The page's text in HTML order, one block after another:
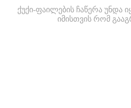
ქუქი-ფაილების ჩაწერა უნდა
იმისთვის რომ